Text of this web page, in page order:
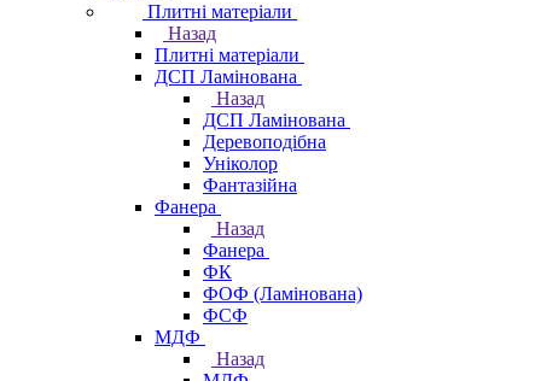
Плитні матеріали
Назад
Плитні матеріали
ДСП Ламінована
Назад
ДСП Ламінована
Деревоподібна
Уніколор
Фантазійна
Фанера
Назад
Фанера
ФК
ФОФ (Ламінована)
ФСФ
МДФ
Назад